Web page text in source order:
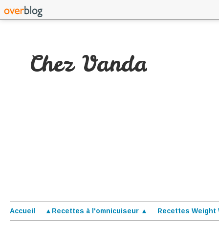
Chez Vanda
Accueil ▲Recettes à l'omnicuiseur ▲ Recettes Weight